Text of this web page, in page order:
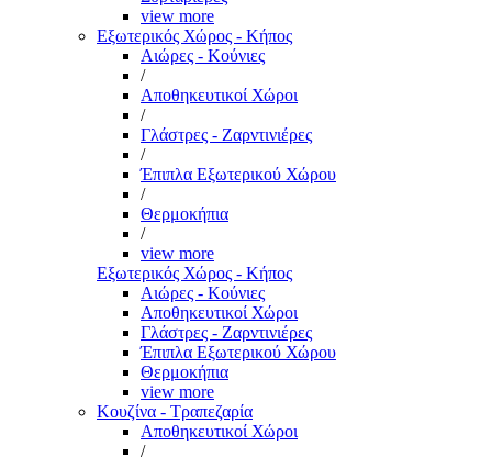
view more
Εξωτερικός Χώρος - Κήπος
Αιώρες - Κούνιες
/
Αποθηκευτικοί Χώροι
/
Γλάστρες - Ζαρντινιέρες
/
Έπιπλα Εξωτερικού Χώρου
/
Θερμοκήπια
/
view more
Εξωτερικός Χώρος - Κήπος
Αιώρες - Κούνιες
Αποθηκευτικοί Χώροι
Γλάστρες - Ζαρντινιέρες
Έπιπλα Εξωτερικού Χώρου
Θερμοκήπια
view more
Κουζίνα - Τραπεζαρία
Αποθηκευτικοί Χώροι
/